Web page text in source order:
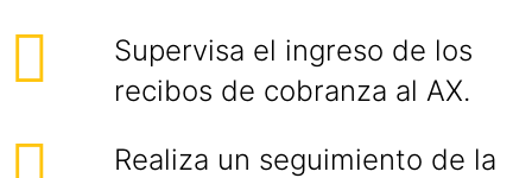
Supervisa el ingreso de los
recibos de cobranza al AX.
Realiza un seguimiento de la